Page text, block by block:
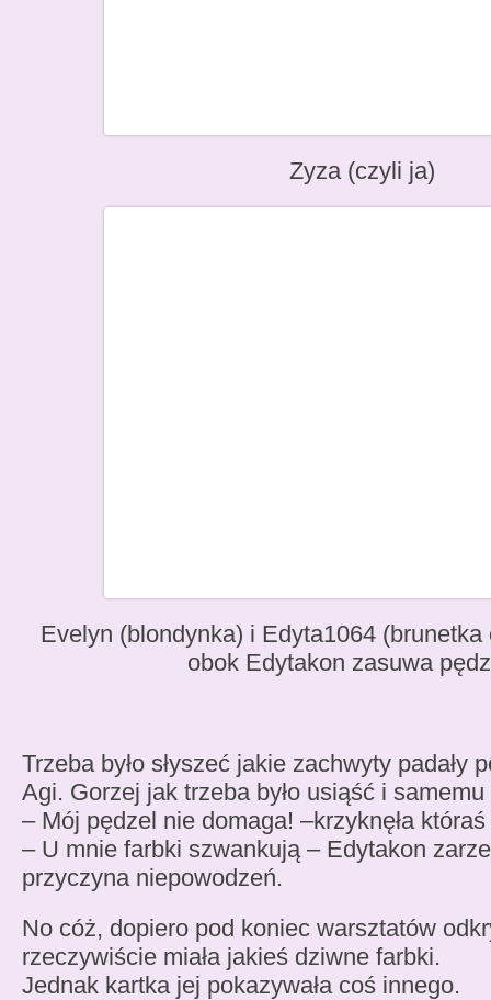
Zyza (czyli ja)
Evelyn (blondynka) i Edyta1064
obok Edytakon zasuwa
Trzeba było słyszeć jakie zachwyty padały
Agi. Gorzej jak trzeba było usiąść i
– Mój pędzel nie domaga! –krzyknęła któraś
– U mnie farbki szwankują – Edytakon
przyczyna niepowodzeń.
No cóż, dopiero pod koniec warsztatów
rzeczywiście miała jakieś dziwne farbki.
Jednak kartka jej pokazywała coś innego.